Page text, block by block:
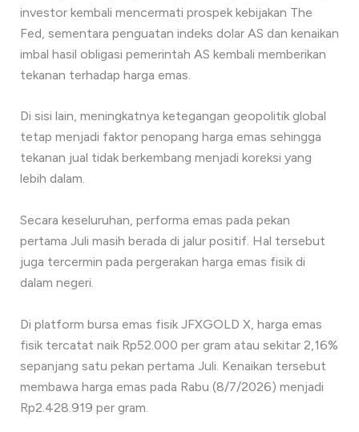
investor kembali mencermati prospek kebijakan The
Fed, sementara penguatan indeks dolar AS dan kenaikan
imbal hasil obligasi pemerintah AS kembali memberikan
tekanan terhadap harga emas.
Di sisi lain, meningkatnya ketegangan geopolitik global
tetap menjadi faktor penopang harga emas sehingga
tekanan jual tidak berkembang menjadi koreksi yang
lebih dalam.
Secara keseluruhan, performa emas pada pekan
pertama Juli masih berada di jalur positif. Hal tersebut
juga tercermin pada pergerakan harga emas fisik di
dalam negeri.
Di platform bursa emas fisik JFXGOLD X, harga emas
fisik tercatat naik Rp52.000 per gram atau sekitar 2,16%
sepanjang satu pekan pertama Juli. Kenaikan tersebut
membawa harga emas pada Rabu (8/7/2026) menjadi
Rp2.428.919 per gram.